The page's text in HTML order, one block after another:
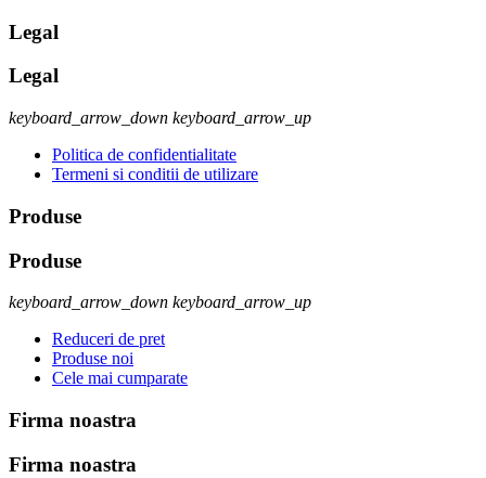
Legal
Legal
keyboard_arrow_down keyboard_arrow_up
Politica de confidentialitate
Termeni si conditii de utilizare
Produse
Produse
keyboard_arrow_down keyboard_arrow_up
Reduceri de pret
Produse noi
Cele mai cumparate
Firma noastra
Firma noastra